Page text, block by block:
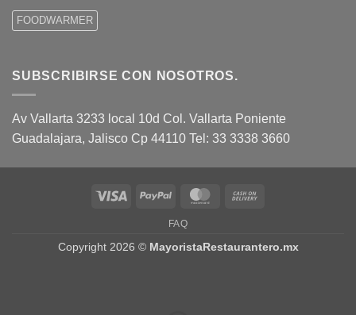
FOODWARMER
SUBSCRIBIRSE CON NOSOTROS.
Av Vallarta 3233 local 10d Col. Vallarta Poniente
Guadalajara, Jalisco Cp 44110 Tel: 33 3338 3660
Visa PayPal MasterCard
FAQ
Copyright 2026 © MayoristaRestaurantero.mx